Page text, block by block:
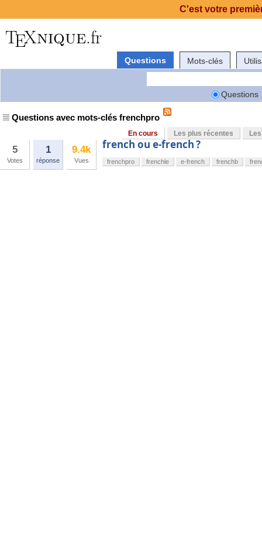
Questions Mots-clés
Questions
Questions avec mots-clés frenchpro
En cours Les plus récentes
5
Votes
1
réponse
9.4k
Vues
french ou e-french ?
frenchpro frenchle e-french frenchb
C'est votre